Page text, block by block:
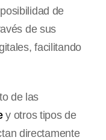
de
de sus
facilitando
de las
y otros tipos de
directamente